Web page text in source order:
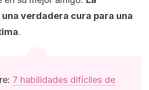
verdadera cura para una
.
7 habilidades difíciles de